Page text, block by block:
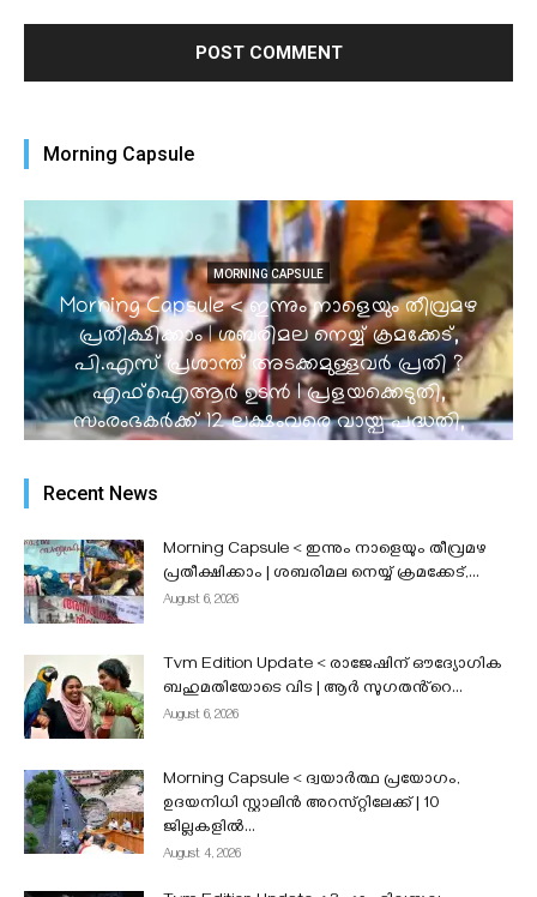
Morning Capsule
MORNING CAPSULE
Morning Capsule < ഇന്നും നാളെയും തീവ്രമഴ
പ്രതീക്ഷിക്കാം | ശബരിമല നെയ്യ് ക്രമക്കേട്,
പി.എസ് പ്രശാന്ത് അടക്കമുള്ളവർ പ്രതി ?
എഫ്ഐആർ ഉടൻ I പ്രളയക്കെടുതി,
സംരംഭകർക്ക് 12 ലക്ഷംവരെ വായ്പ പദ്ധതി,
അധിഷ്ഠിതമാക്കുന്നത് പരിഗണനയിലെന്ന്
Recent News
Morning Capsule < ഇന്നും നാളെയും തീവ്രമഴ
പ്രതീക്ഷിക്കാം | ശബരിമല നെയ്യ് ക്രമക്കേട്,...
August 6, 2026
Tvm Edition Update < രാജേഷിന് ഔദ്യോഗിക
ബഹുമതിയോടെ വിട | ആർ സുഗതൻ്റെ...
August 6, 2026
Morning Capsule < ദ്വയാർത്ഥ പ്രയോഗം,
ഉദയനിധി സ്റ്റാലിൻ അറസ്‌റ്റിലേക്ക് | 10
ജില്ലകളിൽ...
August 4, 2026